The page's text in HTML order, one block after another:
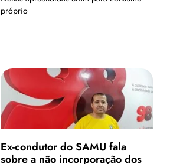
próprio
Ex-condutor do SAMU fala
sobre a não incorporação dos